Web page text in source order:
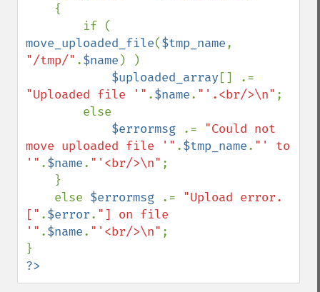
move_uploaded_file($tmp_name
"/tmp/" .$name ) )
$uploaded_array
"Uploaded file '" .$name. "'.<br/>\n" ;
$errormsg
.= "Could not
move uploaded file '" .$tmp_name. "' to
'" .$name. "'<br/>\n" ;
    else
$errormsg .= "Upload error.
[" .$error. "] on file
'" .$name. "'<br/>\n" ;
?>